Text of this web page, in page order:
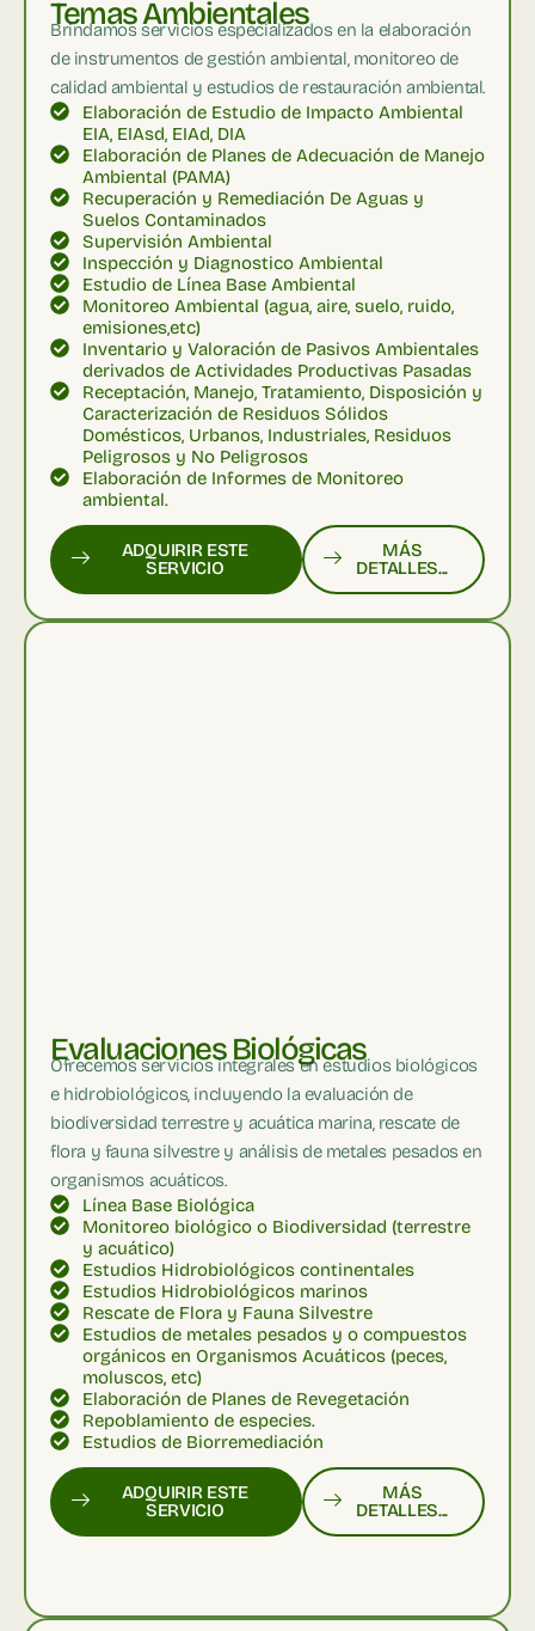
Temas Ambientales
Brindamos servicios especializados en la elaboración
de instrumentos de gestión ambiental, monitoreo de
calidad ambiental y estudios de restauración ambiental.
Elaboración de Estudio de Impacto Ambiental
EIA, EIAsd, EIAd, DIA
Elaboración de Planes de Adecuación de Manejo
Ambiental (PAMA)
Recuperación y Remediación De Aguas y
Suelos Contaminados
Supervisión Ambiental
Inspección y Diagnostico Ambiental
Estudio de Línea Base Ambiental
Monitoreo Ambiental (agua, aire, suelo, ruido,
emisiones,etc)
Inventario y Valoración de Pasivos Ambientales
derivados de Actividades Productivas Pasadas
Receptación, Manejo, Tratamiento, Disposición y
Caracterización de Residuos Sólidos
Domésticos, Urbanos, Industriales, Residuos
Peligrosos y No Peligrosos
Elaboración de Informes de Monitoreo
ambiental.
ADQUIRIR ESTE
SERVICIO
MÁS
DETALLES...
Evaluaciones Biológicas
Ofrecemos servicios integrales en estudios biológicos
e hidrobiológicos, incluyendo la evaluación de
biodiversidad terrestre y acuática marina, rescate de
flora y fauna silvestre y análisis de metales pesados en
organismos acuáticos.
Línea Base Biológica
Monitoreo biológico o Biodiversidad (terrestre
y acuático)
Estudios Hidrobiológicos continentales
Estudios Hidrobiológicos marinos
Rescate de Flora y Fauna Silvestre
Estudios de metales pesados y o compuestos
orgánicos en Organismos Acuáticos (peces,
moluscos, etc)
Elaboración de Planes de Revegetación
Repoblamiento de especies.
Estudios de Biorremediación
ADQUIRIR ESTE
SERVICIO
MÁS
DETALLES...